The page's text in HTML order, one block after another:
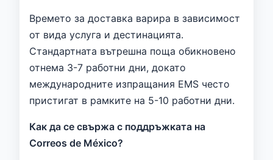
Времето за доставка варира в зависимост
от вида услуга и дестинацията.
Стандартната вътрешна поща обикновено
отнема 3-7 работни дни, докато
международните изпращания EMS често
пристигат в рамките на 5-10 работни дни.
Как да се свържа с поддръжката на
Correos de México?